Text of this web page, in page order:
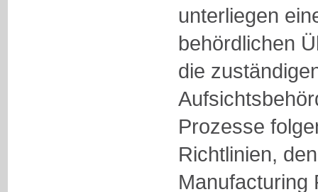
unterliegen
behördlichen
die
Prozesse
Richtlinien,
Manufacturing